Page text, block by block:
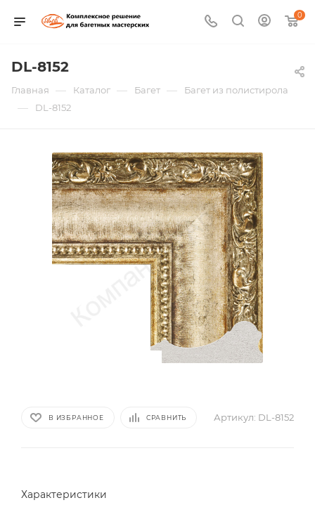
0
DL-8152
Главная — Каталог — Багет — Багет из полистирола
— DL-8152
В ИЗБРАННОЕ СРАВНИТЬ Артикул: DL-8152
Характеристики